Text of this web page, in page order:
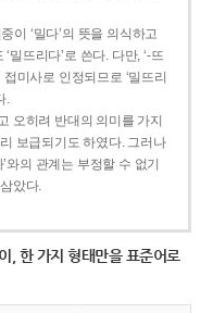
이 ‘밀다’의 뜻을 의식하고
밀뜨리다’로 쓴다. 다만, ‘-뜨
미사로 인정되므로 ‘밀뜨리
.
오히려 반대의 의미를 가지
보급되기도 하였다. 그러나
와의 관계는 부정할 수 없기
았다.
, 한 가지 형태만을 표준어로